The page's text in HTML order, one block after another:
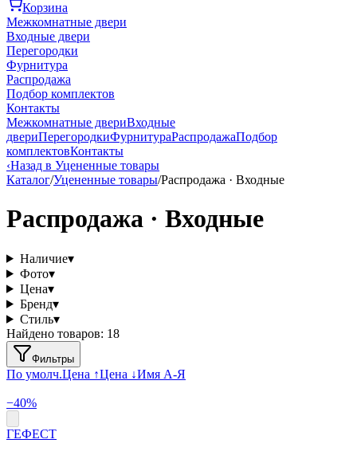
Корзина
Межкомнатные двери
Входные двери
Перегородки
Фурнитура
Распродажа
Подбор комплектов
Контакты
Межкомнатные двериВходные
двериПерегородкиФурнитураРаспродажаПодбор
комплектовКонтакты
‹Назад в Уцененные товары
Каталог/Уцененные товары/Распродажа · Входные
Распродажа · Входные
Наличие▾
Фото▾
Цена▾
Бренд▾
Стиль▾
Найдено товаров: 18
Фильтры
По умолч.Цена ↑Цена ↓Имя А-Я
−40%
ГЕФЕСТ